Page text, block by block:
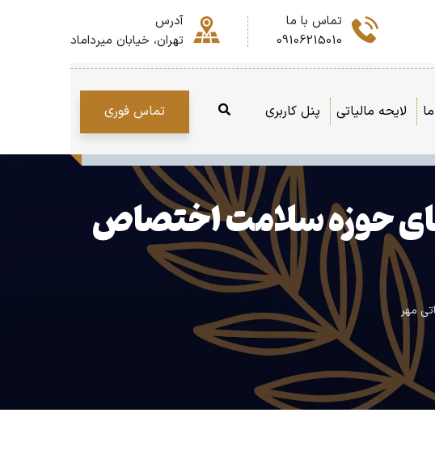
تماس با ما
09106215010
آدرس
تهران، خیابان میرداماد
لایحه مالیاتی پنل کاربری تماس فوری
های حوزه سلامت اختصاص
مهر